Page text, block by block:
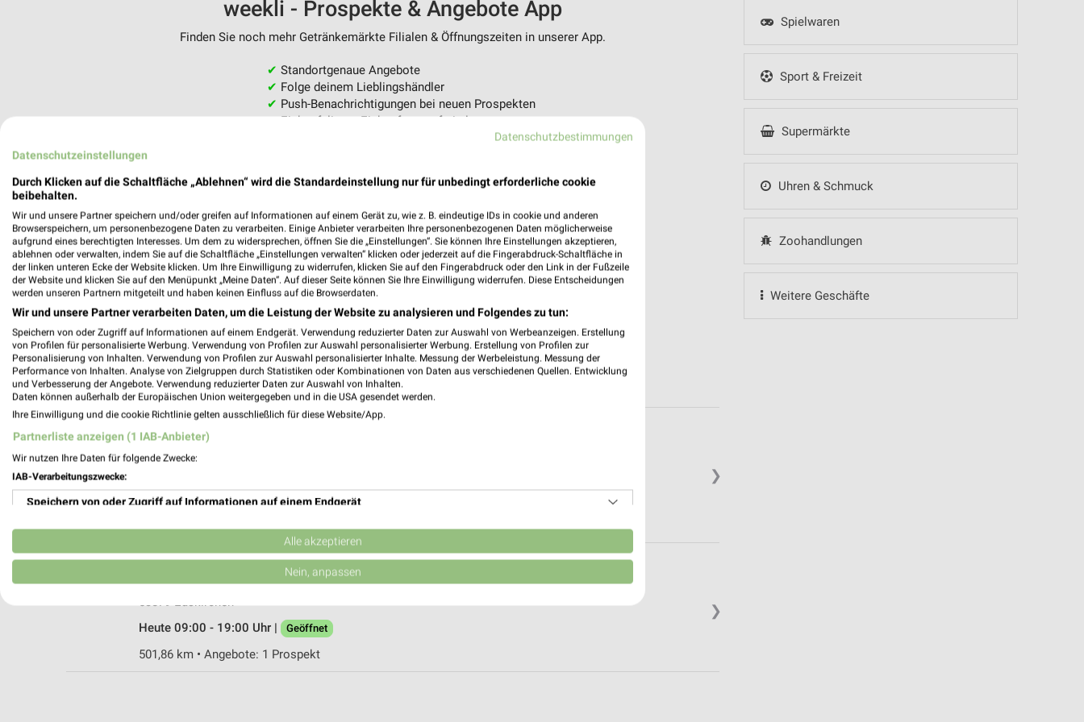
Spielwaren
Sport & Freizeit
Supermärkte
Uhren & Schmuck
Zoohandlungen
Weitere Geschäfte
weekli - Prospekte & Angebote App
Finden Sie noch mehr Getränkemärkte Filialen & Öffnungszeiten in unserer App.
✔ Standortgenaue Angebote
✔ Folge deinem Lieblingshändler
✔ Push-Benachrichtigungen bei neuen Prospekten
✔Einkaufsliste - Einkauf stressfrei planen
❯
trinkgut Mechernich
53894 Mechernich
Heute 08:00 - 20:00 Uhr | Geöffnet
❯
Getränke Hoffmann Euskirchen
Paul-Ehrlich-Str. 3
53879 Euskirchen
Heute 09:00 - 19:00 Uhr |
Geöffnet
501,86 km • Angebote: 1 Prospekt
Datenschutzbestimmungen
Datenschutzeinstellungen
Durch Klicken auf die Schaltfläche „Ablehnen“ wird die Standardeinstellung nur für unbedingt erforderliche cookie
beibehalten.
Wir und unsere Partner speichern und/oder greifen auf Informationen auf einem Gerät zu, wie z. B. eindeutige IDs in cookie und anderen
Browserspeichern, um personenbezogene Daten zu verarbeiten. Einige Anbieter verarbeiten Ihre personenbezogenen Daten möglicherweise
aufgrund eines berechtigten Interesses. Um dem zu widersprechen, öffnen Sie die „Einstellungen“. Sie können Ihre Einstellungen akzeptieren,
ablehnen oder verwalten, indem Sie auf die Schaltfläche „Einstellungen verwalten“ klicken oder jederzeit auf die Fingerabdruck-Schaltfläche in
der linken unteren Ecke der Website klicken. Um Ihre Einwilligung zu widerrufen, klicken Sie auf den Fingerabdruck oder den Link in der Fußzeile
der Website und klicken Sie auf den Menüpunkt „Meine Daten“. Auf dieser Seite können Sie Ihre Einwilligung widerrufen. Diese Entscheidungen
werden unseren Partnern mitgeteilt und haben keinen Einfluss auf die Browserdaten.
Wir und unsere Partner verarbeiten Daten, um die Leistung der Website zu analysieren und Folgendes zu tun:
Speichern von oder Zugriff auf Informationen auf einem Endgerät. Verwendung reduzierter Daten zur Auswahl von Werbeanzeigen. Erstellung
von Profilen für personalisierte Werbung. Verwendung von Profilen zur Auswahl personalisierter Werbung. Erstellung von Profilen zur
Personalisierung von Inhalten. Verwendung von Profilen zur Auswahl personalisierter Inhalte. Messung der Werbeleistung. Messung der
Performance von Inhalten. Analyse von Zielgruppen durch Statistiken oder Kombinationen von Daten aus verschiedenen Quellen. Entwicklung
und Verbesserung der Angebote. Verwendung reduzierter Daten zur Auswahl von Inhalten.
Daten können außerhalb der Europäischen Union weitergegeben und in die USA gesendet werden.
Ihre Einwilligung und die cookie Richtlinie gelten ausschließlich für diese Website/App.
Partnerliste anzeigen (1 IAB-Anbieter)
Wir nutzen Ihre Daten für folgende Zwecke:
IAB-Verarbeitungszwecke:
Speichern von oder Zugriff auf Informationen auf einem Endgerät
Verwendung reduzierter Daten zur Auswahl von Werbeanzeigen
Erstellung von Profilen für personalisierte Werbung
Erstellung von Profilen zur Personalisierung von Inhalten
Alle akzeptieren
Nein, anpassen